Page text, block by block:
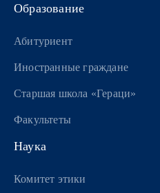
Образование
Абитуриент
Иностранные граждане
Старшая школа «Гераци»
Факультеты
Наука
Комитет этики